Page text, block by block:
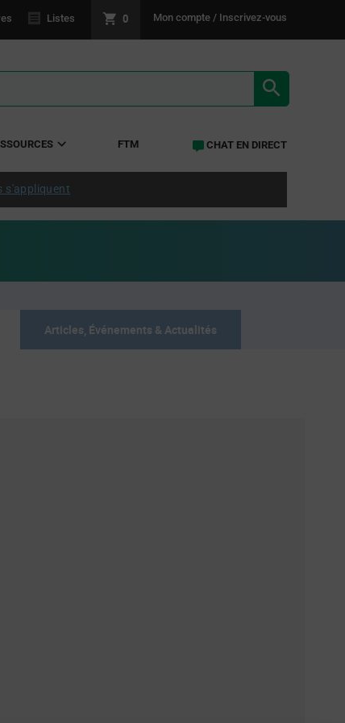
Listes 0 Mon compte / Inscrivez-vous
FTM CHAT EN DIRECT
s'appliquent
Articles, Événements & Actualités